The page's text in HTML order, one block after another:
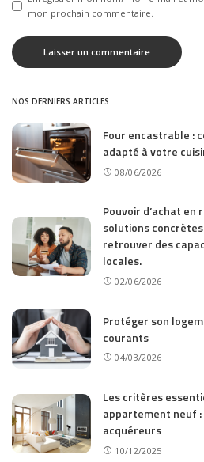
mon prochain commentaire.
NOS DERNIERS ARTICLES
Four encastrable :
adapté à votre
08/06/2026
Pouvoir d’achat en
solutions
retrouver des
locales.
02/06/2026
Protéger son
courants
04/03/2026
Les critères
appartement neuf
acquéreurs
10/12/2025